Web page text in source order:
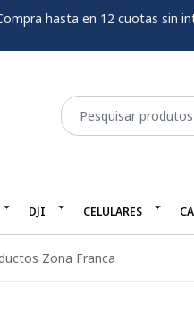
hasta en 12 cuotas sin
DJI CELULARES
Zona Franca